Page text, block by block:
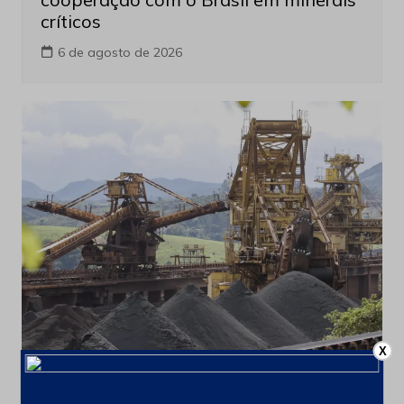
críticos
6 de agosto de 2026
X